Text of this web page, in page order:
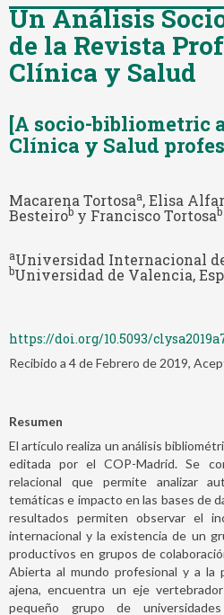
Un Análisis
de la Revista
Clínica y Salud
[A socio-bibliometric
Clínica y Salud
Macarena Tortosaa, Elisa
Besteirob y Francisco Tortosab
aUniversidad Internacional
bUniversidad de Valencia,
https://doi.org/10.5093/
Recibido a 4 de Febrero de 2019,
Resumen
El artículo realiza un análisis
editada por el COP-Madrid. Se
relacional que permite analizar
temáticas e impacto en las bases de
resultados permiten observar el
internacional y la existencia de un
productivos en grupos de
Abierta al mundo profesional y a la
ajena, encuentra un eje
pequeño grupo de